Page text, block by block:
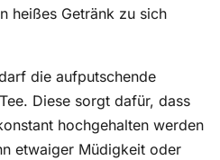
heißes Getränk zu sich
die aufputschende
Diese sorgt dafür, dass
hochgehalten werden
etwaiger Müdigkeit oder